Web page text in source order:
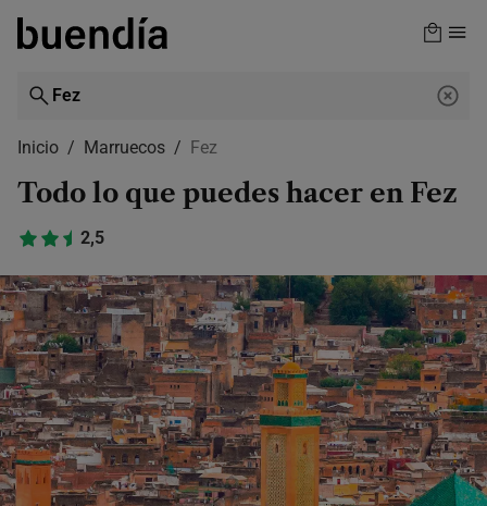
Skip
content
Inicio Marruecos Fez
Todo lo que puedes hacer en Fez
2,5